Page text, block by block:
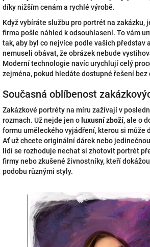
díky nižším cenám a rychlé výrobě.
Když vybíráte službu pro portrét na zakázku,
firma pošle náhled k odsouhlasení. To vám
tak, aby byl co nejvíce podle vašich představ
nemuseli obávat, že obrázek nebude
Moderní technologie navíc urychlují celý
zejména, pokud hledáte dostupné řešení bez
Současná oblíbenost
Zakázkové portréty na míru zažívají v
rozmach. Už nejde jen o luxusní zboží,ale o
formu uměleckého vyjádření, kterou si může
Ať už chcete originální dárek nebo
lidí se rozhoduje nechat si zhotovit portrét
firmy nebo zkušené živnostníky, kteří
podobu různými styly.